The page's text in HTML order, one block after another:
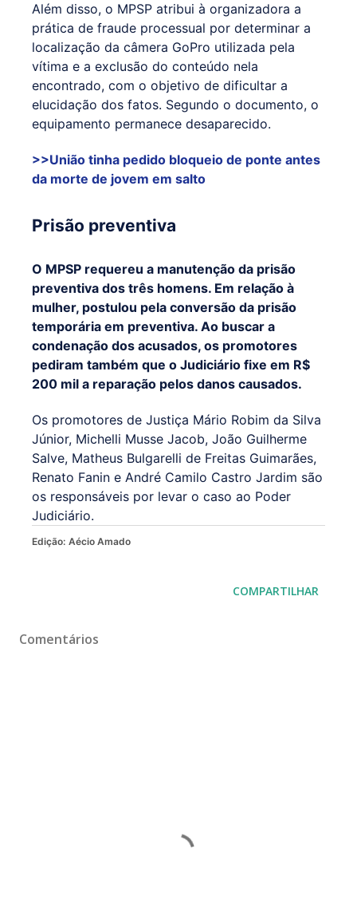
Além disso, o MPSP atribui à organizadora a
prática de fraude processual por determinar a
localização da câmera GoPro utilizada pela
vítima e a exclusão do conteúdo nela
encontrado, com o objetivo de dificultar a
elucidação dos fatos. Segundo o documento, o
equipamento permanece desaparecido.
>>União tinha pedido bloqueio de ponte antes
da morte de jovem em salto
Prisão preventiva
O MPSP requereu a manutenção da prisão
preventiva dos três homens. Em relação à
mulher, postulou pela conversão da prisão
temporária em preventiva. Ao buscar a
condenação dos acusados, os promotores
pediram também que o Judiciário fixe em R$
200 mil a reparação pelos danos causados.
Os promotores de Justiça Mário Robim da Silva
Júnior, Michelli Musse Jacob, João Guilherme
Salve, Matheus Bulgarelli de Freitas Guimarães,
Renato Fanin e André Camilo Castro Jardim são
os responsáveis por levar o caso ao Poder
Judiciário.
Edição: Aécio Amado
COMPARTILHAR
Comentários